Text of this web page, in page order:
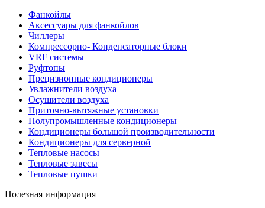
Фанкойлы
Аксессуары для фанкойлов
Чиллеры
Компрессорно- Конденсаторные блоки
VRF системы
Руфтопы
Прецизионные кондиционеры
Увлажнители воздуха
Осушители воздуха
Приточно-вытяжные установки
Полупромышленные кондиционеры
Кондиционеры большой производительности
Кондиционеры для серверной
Тепловые насосы
Тепловые завесы
Тепловые пушки
Полезная информация